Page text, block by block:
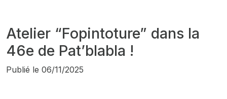
Atelier “Fopintoture” dans la
46e de Pat’blabla !
Publié le 06/11/2025